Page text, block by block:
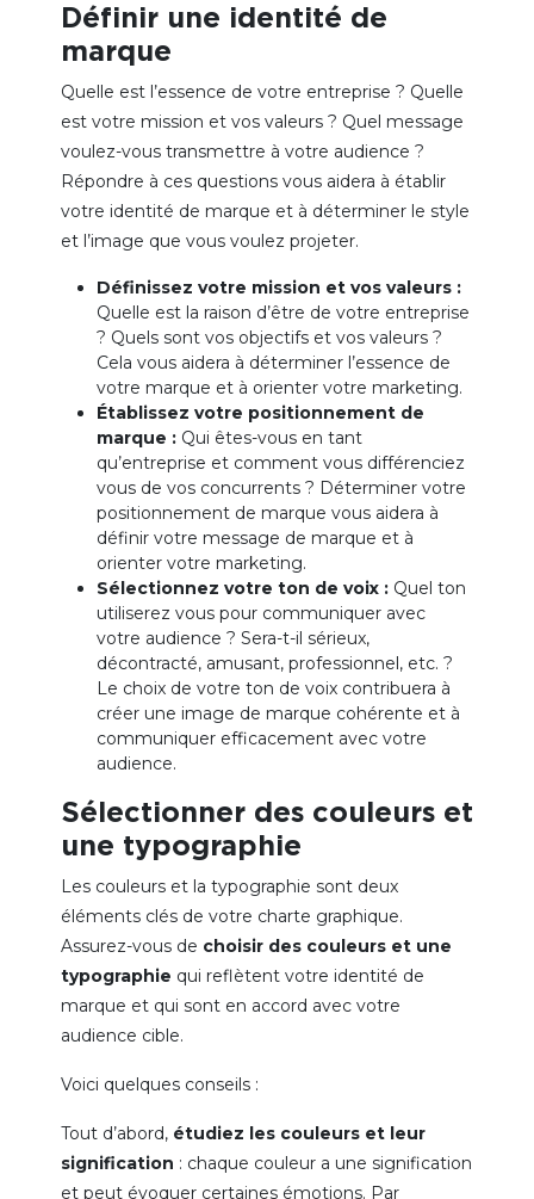
Définir une identité de
marque
Quelle est l’essence de votre entreprise ? Quelle
est votre mission et vos valeurs ? Quel message
voulez-vous transmettre à votre audience ?
Répondre à ces questions vous aidera à établir
votre identité de marque et à déterminer le style
et l’image que vous voulez projeter.
Définissez votre mission et vos valeurs :
Quelle est la raison d’être de votre entreprise
? Quels sont vos objectifs et vos valeurs ?
Cela vous aidera à déterminer l’essence de
votre marque et à orienter votre marketing.
Établissez votre positionnement de
marque : Qui êtes-vous en tant
qu’entreprise et comment vous différenciez
vous de vos concurrents ? Déterminer votre
positionnement de marque vous aidera à
définir votre message de marque et à
orienter votre marketing.
Sélectionnez votre ton de voix : Quel ton
utiliserez vous pour communiquer avec
votre audience ? Sera-t-il sérieux,
décontracté, amusant, professionnel, etc. ?
Le choix de votre ton de voix contribuera à
créer une image de marque cohérente et à
communiquer efficacement avec votre
audience.
Sélectionner des couleurs et
une typographie
Les couleurs et la typographie sont deux
éléments clés de votre charte graphique.
Assurez-vous de choisir des couleurs et une
typographie qui reflètent votre identité de
marque et qui sont en accord avec votre
audience cible.
Voici quelques conseils :
Tout d’abord, étudiez les couleurs et leur
signification : chaque couleur a une signification
et peut évoquer certaines émotions. Par